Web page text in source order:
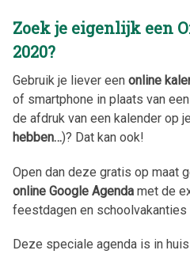
Zoek je eigenlijk een
2020?
Gebruik je liever een online
of smartphone in plaats van
de afdruk van een kalender op
hebben…)? Dat kan ook!
Open dan deze gratis op maat
online Google Agenda met de
feestdagen en schoolvakanties
Deze speciale agenda is in